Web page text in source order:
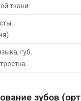
ткани
губ,
зубов